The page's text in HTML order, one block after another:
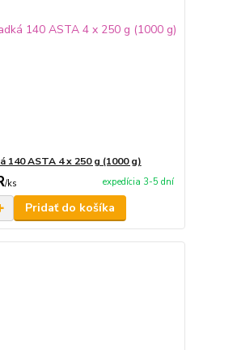
140 ASTA 4 x 250 g (1000 g)
/ks expedícia 3-5 dní
Pridať do košíka